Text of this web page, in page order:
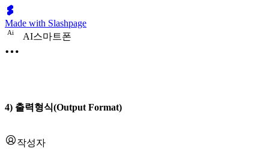
Made with Slashpage
Ai AI스마트폰
4) 출력형식(Output Format)
작성자